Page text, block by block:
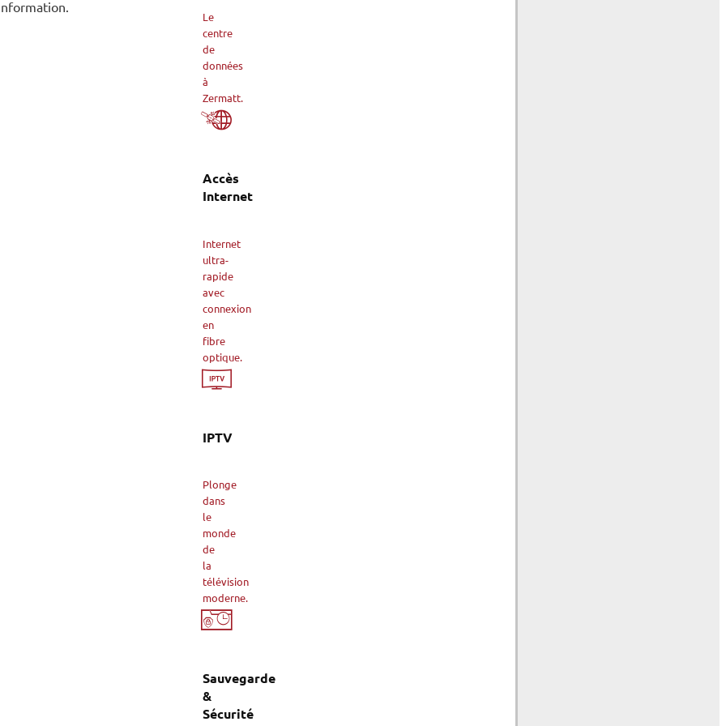
Le
centre
de
données
à
Zermatt.
Accès
Internet
Internet
ultra-
rapide
avec
connexion
en
fibre
optique.
IPTV
Plonge
dans
le
monde
de
la
télévision
moderne.
Sauvegarde
&
Sécurité